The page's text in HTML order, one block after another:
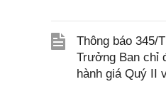
Thông báo 345/
Trưởng Ban chỉ
hành giá Quý II